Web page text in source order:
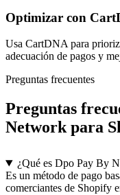
Optimizar con
Usa CartDNA para
adecuación de pagos y
Preguntas frecuentes
Preguntas
Network para
¿Qué es Dpo Pay By
Es un método de pago
comerciantes de Shopify